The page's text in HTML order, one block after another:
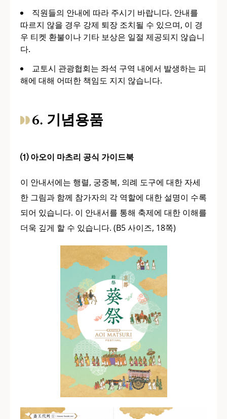
직원들의 안내에 따라 주시기 바랍니다. 안내를
따르지 않을 경우 강제 퇴장 조치될 수 있으며, 이 경
우 티켓 환불이나 기타 보상은 일절 제공되지 않습니
다.
교토시 관광협회는 좌석 구역 내에서 발생하는 피
해에 대해 어떠한 책임도 지지 않습니다.
6. 기념용품
⑴ 아오이 마츠리 공식 가이드북
이 안내서에는 행렬, 궁중복, 의례 도구에 대한 자세
한 그림과 함께 참가자의 각 역할에 대한 설명이 수록
되어 있습니다. 이 안내서를 통해 축제에 대한 이해를
더욱 깊게 할 수 있습니다. (B5 사이즈, 18쪽)